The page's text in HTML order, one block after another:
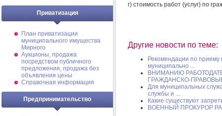
Приватизация
План приватизации
муниципального имущества
Мирного
Аукционы, продажа
посредством публичного
предложения, продажа без
объявления цены
Справочная информация
Предпринимательство
г) стоимость работ (услуг) по
Другие новости по теме:
Рекомендации по приему
муниципально ...
ВНИМАНИЮ
ГРАЖДАНСКО-
Для муниципальных
службы и ...
Какие существуют
ВОЕННЫЙ ПРОКУРОР